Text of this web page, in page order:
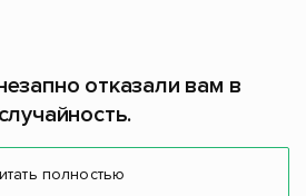
отказали вам в
полностью